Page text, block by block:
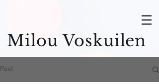
Milou Voskuilen
Post